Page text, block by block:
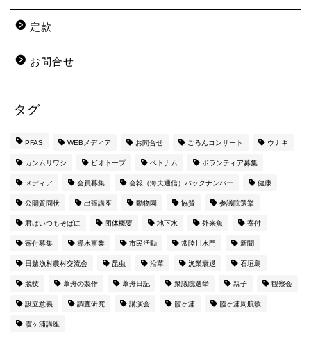
定款
お問合せ
タグ
PFAS WEBメディア お問合せ ごろんコンサート ウナギ
カンムリワシ ビオトープ ベトナム ボランティア募集
メディア 会員募集 会報（海夫通信）バックナンバー 健康
公開質問状 出張講座 動物園 協賛 参議院選挙
君はいつもそばに 団体概要 地下水 外来魚 寄付
寄付募集 導水事業 市民活動 常陸川水門 新聞
日越漁村農村交流会 昆虫 沿革 漁業衰退 石垣島
競技 葦舟の製作 葦舟日記 衆議院選挙 親子 観察会
設立意義 調査研究 講演会 霞ヶ浦 霞ヶ浦周航歌
霞ヶ浦講座